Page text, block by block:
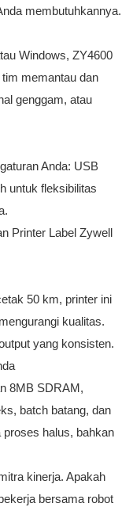
membutuhkannya.
Windows, ZY4600
memantau dan
genggam, atau
Anda: USB
untuk fleksibilitas
50 km, printer ini
kualitas.
yang konsisten.
8MB SDRAM,
batch batang, dan
halus, bahkan
kinerja. Apakah
bersama robot